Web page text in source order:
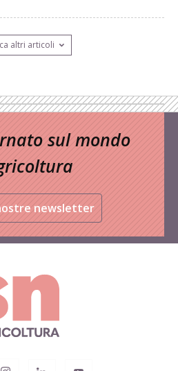
altri articoli
sul mondo
newsletter